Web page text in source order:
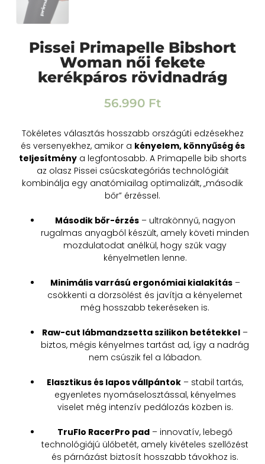
Pissei Primapelle Bibshort
Woman női fekete
kerékpáros rövidnadrág
56.990 Ft
Tökéletes választás hosszabb országúti edzésekhez
és versenyekhez, amikor a kényelem, könnyűség és
teljesítménya legfontosabb. A Primapelle bib shorts
az olasz Pissei csúcskategóriás technológiáit
kombinálja egy anatómiailag optimalizált, „második
bőr” érzéssel.
Második bőr-érzés– ultrakönnyű, nagyon
rugalmas anyagból készült, amely követi minden
mozdulatodat anélkül, hogy szűk vagy
kényelmetlen lenne.
Minimális varrású ergonómiai kialakítás–
csökkenti a dörzsölést és javítja a kényelemet
még hosszabb tekeréseken is.
Raw-cut lábmandzsetta szilikon betétekkel –
biztos, mégis kényelmes tartást ad, így a nadrág
nem csúszik fel a lábadon.
Elasztikus és lapos vállpántok – stabil tartás,
egyenletes nyomáselosztással, kényelmes
viselet még intenzív pedálozás közben is.
TruFlo RacerPro pad – innovatív, lebegő
technológiájú ülőbetét, amely kivételes szellőzést
és párnázást biztosít hosszabb távokhoz is.